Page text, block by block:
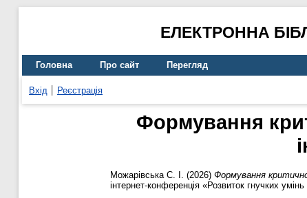
ЕЛЕКТРОННА
Головна Про сайт Перегляд
Вхід Реєстрація
Формування
Можарівська С. І. (2026) Формування
інтернет-конференція «Розвиток гнучких